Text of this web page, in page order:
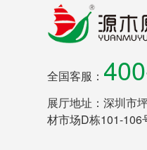
全国客服：
展厅地址：深圳市
材市场D栋101-106